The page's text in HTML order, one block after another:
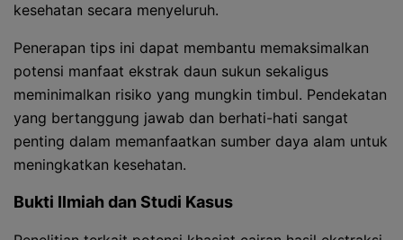
kesehatan secara menyeluruh.
Penerapan tips ini dapat membantu memaksimalkan
potensi manfaat ekstrak daun sukun sekaligus
meminimalkan risiko yang mungkin timbul. Pendekatan
yang bertanggung jawab dan berhati-hati sangat
penting dalam memanfaatkan sumber daya alam untuk
meningkatkan kesehatan.
Bukti Ilmiah dan Studi Kasus